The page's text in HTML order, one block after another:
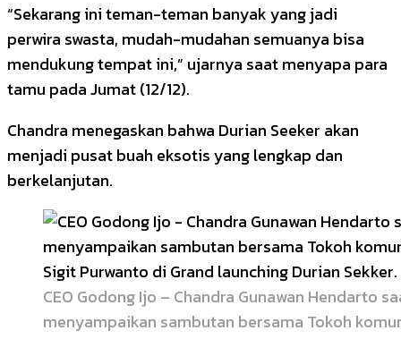
“Sekarang ini teman-teman banyak yang jadi
perwira swasta, mudah-mudahan semuanya bisa
mendukung tempat ini,” ujarnya saat menyapa para
tamu pada Jumat (12/12).
Chandra menegaskan bahwa Durian Seeker akan
menjadi pusat buah eksotis yang lengkap dan
berkelanjutan.
CEO Godong Ijo – Chandra Gunawan Hendarto
menyampaikan sambutan bersama Tokoh